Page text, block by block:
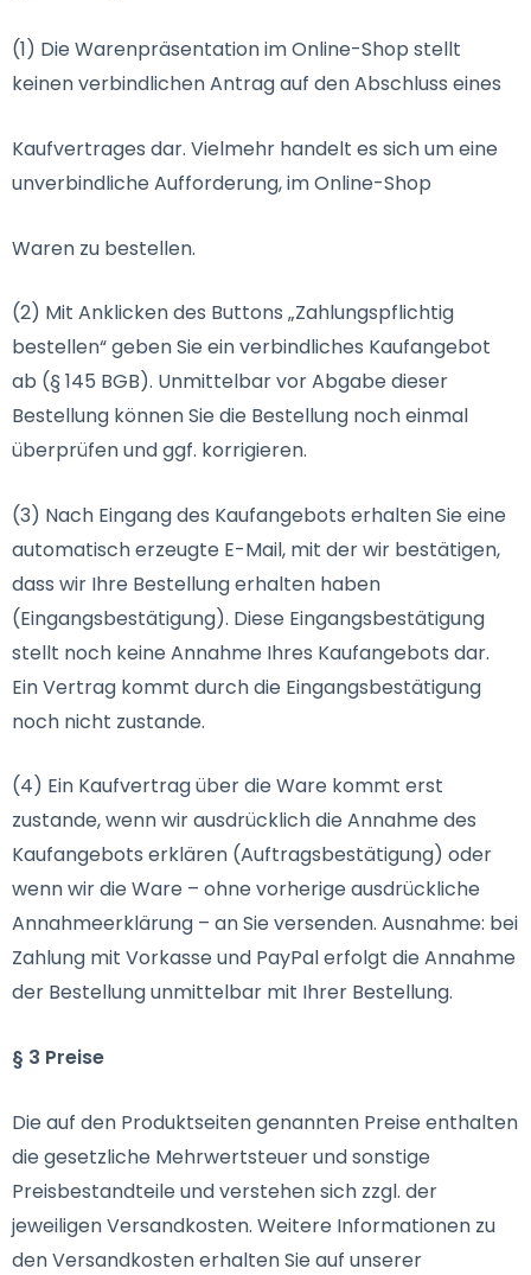
(1) Die Warenpräsentation im Online-Shop stellt
keinen verbindlichen Antrag auf den Abschluss eines
Kaufvertrages dar. Vielmehr handelt es sich um eine
unverbindliche Aufforderung, im Online-Shop
Waren zu bestellen.
(2) Mit Anklicken des Buttons „Zahlungspflichtig
bestellen“ geben Sie ein verbindliches Kaufangebot
ab (§ 145 BGB). Unmittelbar vor Abgabe dieser
Bestellung können Sie die Bestellung noch einmal
überprüfen und ggf. korrigieren.
(3) Nach Eingang des Kaufangebots erhalten Sie eine
automatisch erzeugte E-Mail, mit der wir bestätigen,
dass wir Ihre Bestellung erhalten haben
(Eingangsbestätigung). Diese Eingangsbestätigung
stellt noch keine Annahme Ihres Kaufangebots dar.
Ein Vertrag kommt durch die Eingangsbestätigung
noch nicht zustande.
(4) Ein Kaufvertrag über die Ware kommt erst
zustande, wenn wir ausdrücklich die Annahme des
Kaufangebots erklären (Auftragsbestätigung) oder
wenn wir die Ware – ohne vorherige ausdrückliche
Annahmeerklärung – an Sie versenden. Ausnahme: bei
Zahlung mit Vorkasse und PayPal erfolgt die Annahme
der Bestellung unmittelbar mit Ihrer Bestellung.
§ 3 Preise
Die auf den Produktseiten genannten Preise enthalten
die gesetzliche Mehrwertsteuer und sonstige
Preisbestandteile und verstehen sich zzgl. der
jeweiligen Versandkosten. Weitere Informationen zu
den Versandkosten erhalten Sie auf unserer